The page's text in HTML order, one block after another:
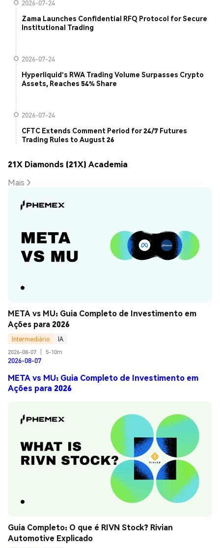
2026-07-24
Zama Launches Confidential RFQ Protocol for Secure
Institutional Trading
2026-07-24
Hyperliquid's RWA Trading Volume Surpasses Crypto
Assets, Reaches 54% Share
2026-07-24
CFTC Extends Comment Period for 24/7 Futures
Trading Rules to August 26
21X Diamonds (21X) Academia
Mais
META vs MU: Guia Completo de Investimento em
Ações para 2026
Intermediário
IA
2026-08-07
5-10m
2026-08-07
META vs MU: Guia Completo de Investimento em
Ações para 2026
Guia Completo: O que é RIVN Stock? Rivian
Automotive Explicado